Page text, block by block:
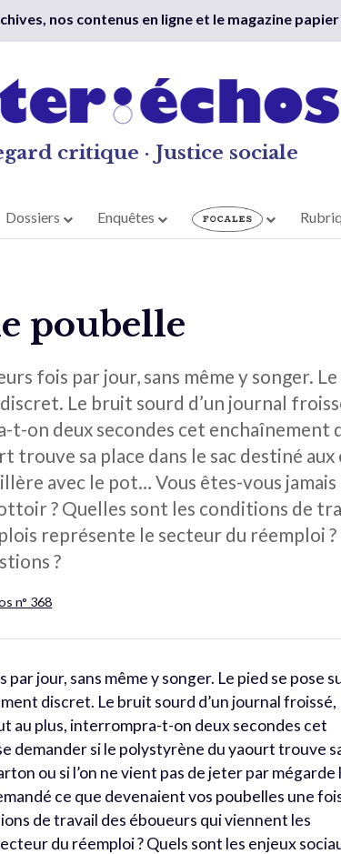
nos contenus en ligne et le magazine papier
critique · Justice sociale
Dossiers Enquêtes
poubelle
fois par jour, sans même y songer.
Le bruit sourd d’un journal
on deux secondes cet enchaînement
sa place dans le sac destiné aux
avec le pot… Vous êtes-vous
? Quelles sont les conditions de
représente le secteur du réemploi
?
n° 368
jour, sans même y songer. Le pied se pose
discret. Le bruit sourd d’un journal froissé,
au plus, interrompra-t-on deux secondes cet
demander si le polystyrène du yaourt trouve
ou si l’on ne vient pas de jeter par mégarde
ce que devenaient vos poubelles une
de travail des éboueurs qui viennent les
du réemploi ? Quels sont les enjeux